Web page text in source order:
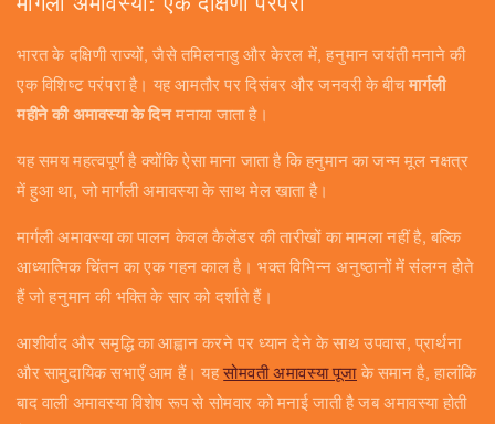
भारत के दक्षिणी राज्यों, जैसे तमिलनाडु और केरल में, हनुमान जयंती मनाने की
एक विशिष्ट परंपरा है। यह आमतौर पर दिसंबर और जनवरी के बीचमार्गली
महीने की अमावस्या के दिनमनाया जाता है।
यह समय महत्वपूर्ण है क्योंकि ऐसा माना जाता है कि हनुमान का जन्म मूल नक्षत्र
में हुआ था, जो मार्गली अमावस्या के साथ मेल खाता है।
मार्गली अमावस्या का पालन केवल कैलेंडर की तारीखों का मामला नहीं है, बल्कि
आध्यात्मिक चिंतन का एक गहन काल है। भक्त विभिन्न अनुष्ठानों में संलग्न होते
हैं जो हनुमान की भक्ति के सार को दर्शाते हैं।
आशीर्वाद और समृद्धि का आह्वान करने पर ध्यान देने के साथ उपवास, प्रार्थना
और सामुदायिक सभाएँ आम हैं। यहसोमवती अमावस्या पूजा के समान है, हालांकि
बाद वाली अमावस्या विशेष रूप से सोमवार को मनाई जाती है जब अमावस्या होती